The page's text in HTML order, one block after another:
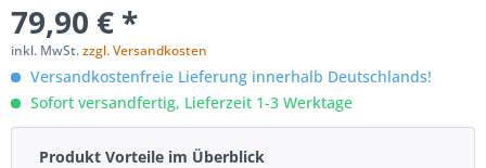
79,90 € *
inkl. MwSt.zzgl. Versandkosten
Versandkostenfreie Lieferung innerhalb Deutschlands!
Sofort versandfertig, Lieferzeit 1-3 Werktage
Produkt Vorteile im Überblick